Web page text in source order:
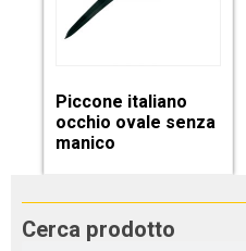
Piccone italiano
occhio ovale senza
manico
Cerca prodotto